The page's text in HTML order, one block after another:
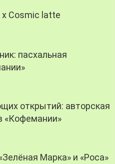
Cosmic latte
пасхальная
открытий: авторская
«Кофемании»
Марка» и «Роса»